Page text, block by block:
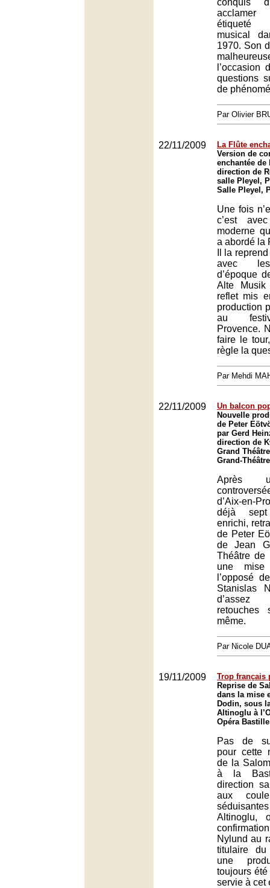
conquis
étiqueté
musical
1970. Son
l’occasion
questions
de
Par Olivier
22/11/2009
La Flûte
Version de
enchantée de
direction de
salle Pleyel,
Salle Pleyel,
Une fois
c’est
moderne
a abordé la
Il la
avec les
d’époque
Alte
reflet mis
production
au
Provence.
faire le
règle la
Par Mehdi
22/11/2009
Un balcon
Nouvelle
de Peter
par Gerd
direction de
Grand
Grand-
Après
d’Aix-en-
déjà
enrichi,
de Peter
de Jean
Théâtre de
une
l’opposé
Stanislas
d’assez
retouches
même.
Par Nicole
19/11/2009
Trop français
Reprise de
dans la mise
Dodin, sous
Altinoglu à
Opéra
Pas de
pour cette
de la
à la
direction
aux
Altinoglu,
Nylund au
titulaire du
une
toujours
servie à cet